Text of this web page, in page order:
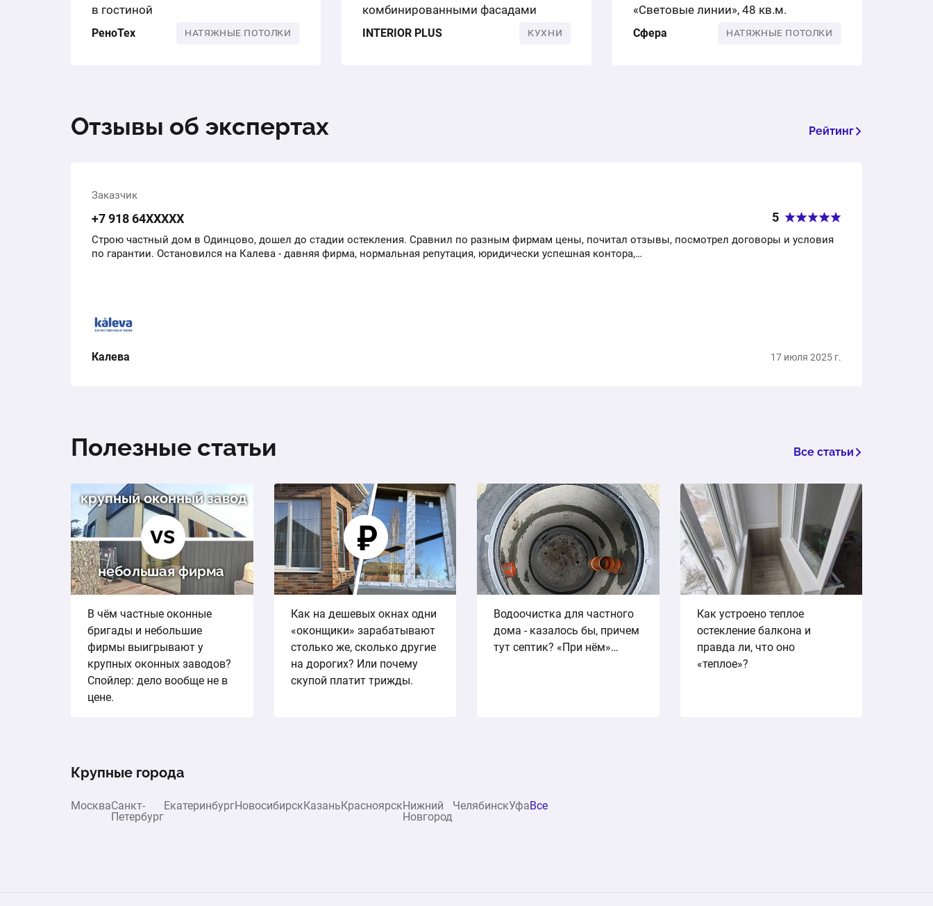
в гостиной
РеноТех НАТЯЖНЫЕ ПОТОЛКИ
комбинированными фасадами
INTERIOR PLUS КУХНИ
«Световые линии», 48 кв.м.
Сфера НАТЯЖНЫЕ ПОТОЛКИ
Отзывы об экспертах Рейтинг
Заказчик
+7 918 64ХХХХХ 5
Строю частный дом в Одинцово, дошел до стадии остекления. Сравнил по разным фирмам цены, почитал отзывы, посмотрел договоры и условия
по гарантии. Остановился на Калева - давняя фирма, нормальная репутация, юридически успешная контора,…
Калева 17 июля 2025 г.
Полезные статьи Все статьи
В чём частные оконные
бригады и небольшие
фирмы выигрывают у
крупных оконных заводов?
Спойлер: дело вообще не в
цене.
Как на дешевых окнах одни
«оконщики» зарабатывают
столько же, сколько другие
на дорогих? Или почему
скупой платит трижды.
Водоочистка для частного
дома - казалось бы, причем
тут септик? «При нём»…
Как устроено теплое
остекление балкона и
правда ли, что оно
«теплое»?
Крупные города
МоскваСанкт-
Петербург
ЕкатеринбургНовосибирскКазаньКрасноярскНижний
Новгород
ЧелябинскУфаВсе